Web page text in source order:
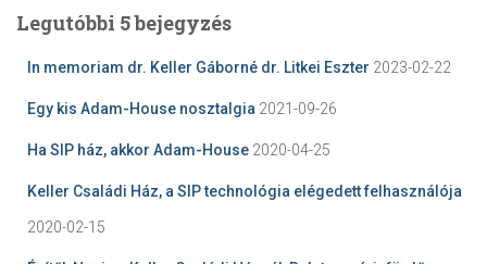
Legutóbbi 5 bejegyzés
In memoriam dr. Keller Gáborné dr. Litkei Eszter 2023-02-22
Egy kis Adam-House nosztalgia 2021-09-26
Ha SIP ház, akkor Adam-House 2020-04-25
Keller Családi Ház, a SIP technológia elégedett felhasználója
2020-02-15